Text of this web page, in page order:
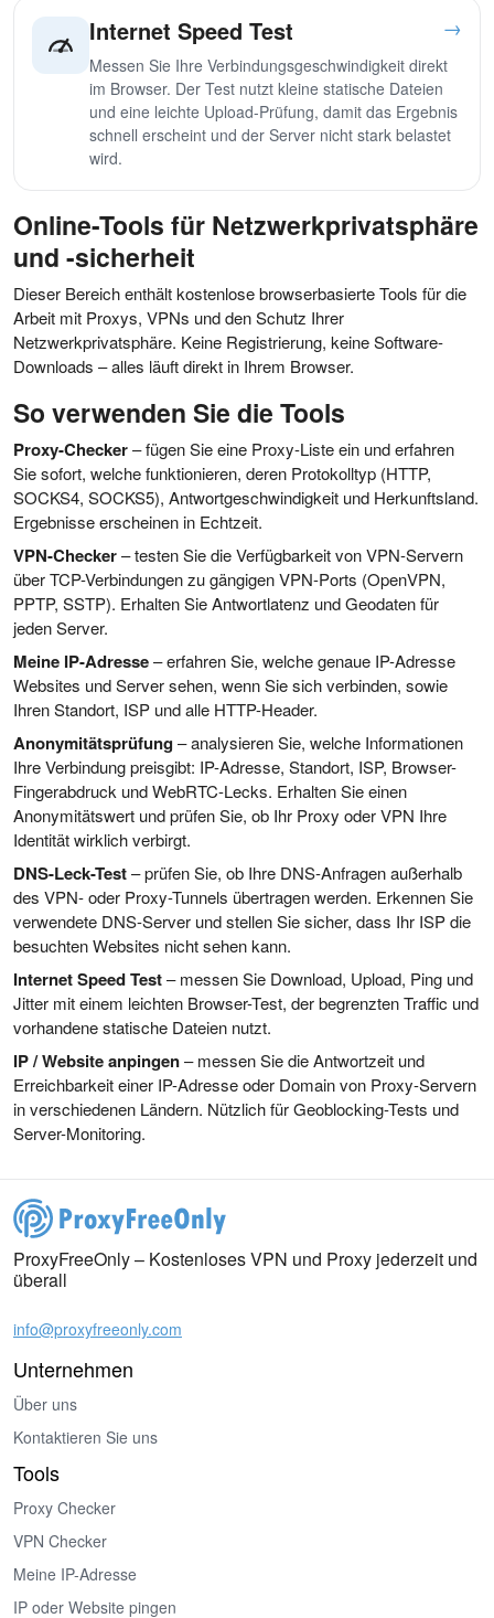
Internet Speed Test →
Messen Sie Ihre Verbindungsgeschwindigkeit direkt
im Browser. Der Test nutzt kleine statische Dateien
und eine leichte Upload-Prüfung, damit das Ergebnis
schnell erscheint und der Server nicht stark belastet
wird.
Online-Tools für Netzwerkprivatsphäre
und -sicherheit
Dieser Bereich enthält kostenlose browserbasierte Tools für die
Arbeit mit Proxys, VPNs und den Schutz Ihrer
Netzwerkprivatsphäre. Keine Registrierung, keine Software-
Downloads – alles läuft direkt in Ihrem Browser.
So verwenden Sie die Tools
Proxy-Checker– fügen Sie eine Proxy-Liste ein und erfahren
Sie sofort, welche funktionieren, deren Protokolltyp (HTTP,
SOCKS4, SOCKS5), Antwortgeschwindigkeit und Herkunftsland.
Ergebnisse erscheinen in Echtzeit.
VPN-Checker– testen Sie die Verfügbarkeit von VPN-Servern
über TCP-Verbindungen zu gängigen VPN-Ports (OpenVPN,
PPTP, SSTP). Erhalten Sie Antwortlatenz und Geodaten für
jeden Server.
Meine IP-Adresse– erfahren Sie, welche genaue IP-Adresse
Websites und Server sehen, wenn Sie sich verbinden, sowie
Ihren Standort, ISP und alle HTTP-Header.
Anonymitätsprüfung– analysieren Sie, welche Informationen
Ihre Verbindung preisgibt: IP-Adresse, Standort, ISP, Browser-
Fingerabdruck und WebRTC-Lecks. Erhalten Sie einen
Anonymitätswert und prüfen Sie, ob Ihr Proxy oder VPN Ihre
Identität wirklich verbirgt.
DNS-Leck-Test– prüfen Sie, ob Ihre DNS-Anfragen außerhalb
des VPN- oder Proxy-Tunnels übertragen werden. Erkennen Sie
verwendete DNS-Server und stellen Sie sicher, dass Ihr ISP die
besuchten Websites nicht sehen kann.
Internet Speed Test– messen Sie Download, Upload, Ping und
Jitter mit einem leichten Browser-Test, der begrenzten Traffic und
vorhandene statische Dateien nutzt.
IP / Website anpingen– messen Sie die Antwortzeit und
Erreichbarkeit einer IP-Adresse oder Domain von Proxy-Servern
in verschiedenen Ländern. Nützlich für Geoblocking-Tests und
Server-Monitoring.
ProxyFreeOnly – Kostenloses VPN und Proxy jederzeit und
überall
info@proxyfreeonly.com
Unternehmen
Über uns
Kontaktieren Sie uns
Tools
Proxy Checker
VPN Checker
Meine IP-Adresse
IP oder Website pingen